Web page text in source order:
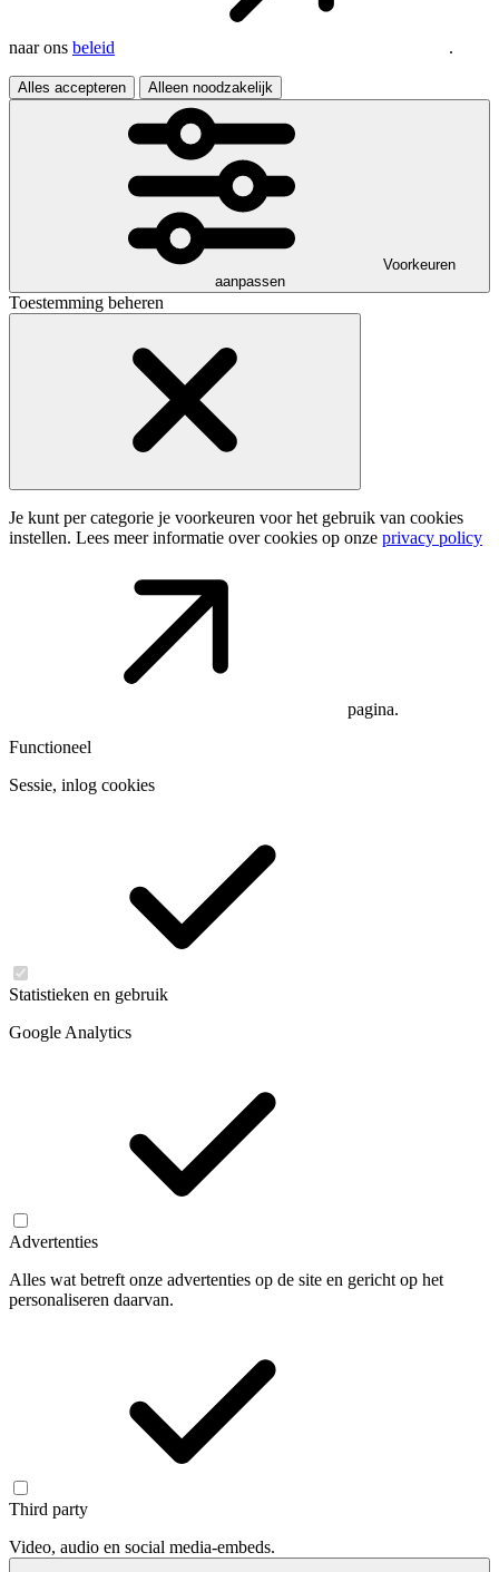
naar ons beleid .
Alles accepteren Alleen noodzakelijk
Voorkeuren
aanpassen
Toestemming beheren
Je kunt per categorie je voorkeuren voor het gebruik van cookies
instellen. Lees meer informatie over cookies op onze privacy policy
pagina.
Functioneel
Sessie, inlog cookies
Statistieken en gebruik
Google Analytics
Advertenties
Alles wat betreft onze advertenties op de site en gericht op het
personaliseren daarvan.
Third party
Video, audio en social media-embeds.